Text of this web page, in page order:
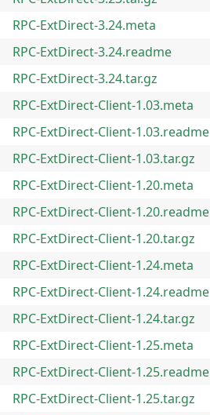
RPC-ExtDirect-3.24.meta
RPC-ExtDirect-3.24.readme
RPC-ExtDirect-3.24.tar.gz
RPC-ExtDirect-Client-1.03.meta
RPC-ExtDirect-Client-1.03.readme
RPC-ExtDirect-Client-1.03.tar.gz
RPC-ExtDirect-Client-1.20.meta
RPC-ExtDirect-Client-1.20.readme
RPC-ExtDirect-Client-1.20.tar.gz
RPC-ExtDirect-Client-1.24.meta
RPC-ExtDirect-Client-1.24.readme
RPC-ExtDirect-Client-1.24.tar.gz
RPC-ExtDirect-Client-1.25.meta
RPC-ExtDirect-Client-1.25.readme
RPC-ExtDirect-Client-1.25.tar.gz